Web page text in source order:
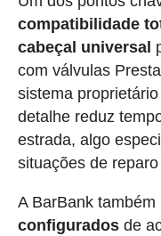
compatibilidade
cabeçal universal
com válvulas
sistema
detalhe reduz
estrada, algo
situações de
A BarBank também
configuradosde